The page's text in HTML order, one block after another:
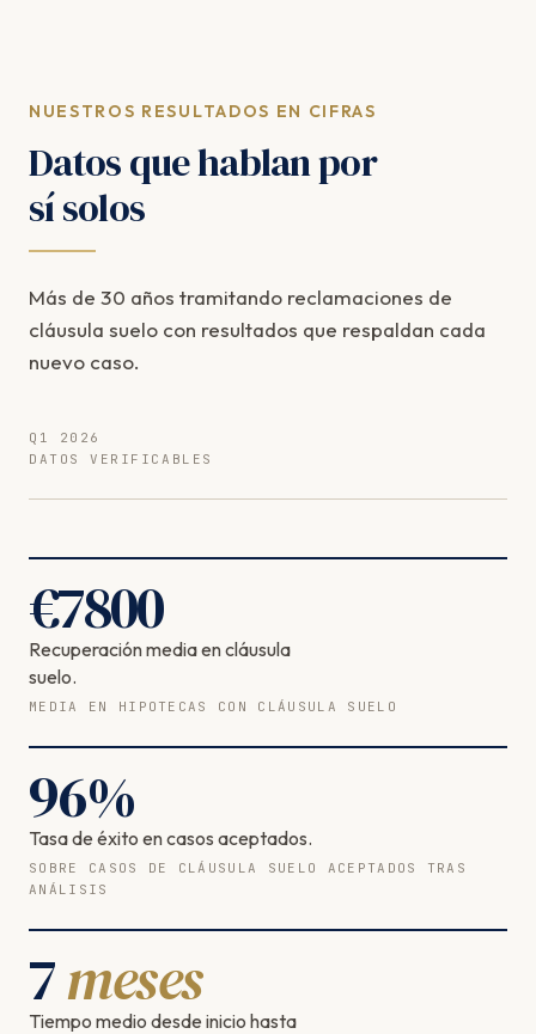
NUESTROS RESULTADOS EN CIFRAS
Datos que hablan por
sí solos
Más de 30 años tramitando reclamaciones de
cláusula suelo con resultados que respaldan cada
nuevo caso.
Q1 2026
DATOS VERIFICABLES
€7800
Recuperación media en cláusula
suelo.
MEDIA EN HIPOTECAS CON CLÁUSULA SUELO
96%
Tasa de éxito en casos aceptados.
SOBRE CASOS DE CLÁUSULA SUELO ACEPTADOS TRAS
ANÁLISIS
7meses
Tiempo medio desde inicio hasta